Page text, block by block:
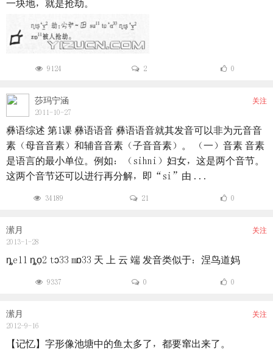
一块地，就是抢劫。
9124 2 0
莎玛宁涵
2011-10-27
关注
彝语综述 第1课 彝语语音 彝语语音就其发音可以非为元音音
素（母音音素）和辅音音素（子音音素）。 （一）音素 音素
是语言的最小单位。例如：（sihni）妇女，这是两个音节。
这两个音节还可以进行再分解，即“si”由 ...
34189 21 0
潆月
2013-1-28
关注
ȵe11 ȵọ2 tɔ33 mɒ33 天 上 云 端 发音类似于：涅鸟道妈
9337 0 0
潆月
2012-9-16
关注
【记忆】字形像池塘中的鱼太多了，都要窜出来了。